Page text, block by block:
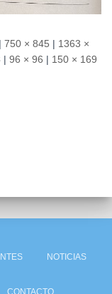
| 750 × 845 | 1363 ×
| 96 × 96 | 150 × 169
NOTICIAS